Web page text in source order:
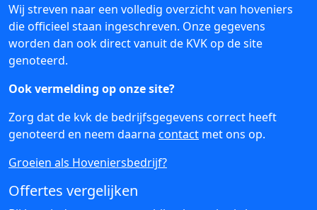
Wij streven naar een volledig overzicht van hoveniers
die officieel staan ingeschreven. Onze gegevens
worden dan ook direct vanuit de KVK op de site
genoteerd.
Ook vermelding op onze site?
Zorg dat de kvk de bedrijfsgegevens correct heeft
genoteerd en neem daarna contact met ons op.
Groeien als Hoveniersbedrijf?
Offertes vergelijken